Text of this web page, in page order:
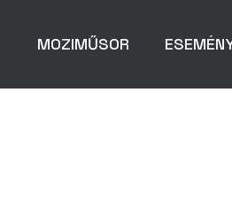
MOZIMŰSOR